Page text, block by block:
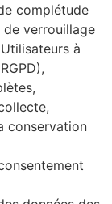
complétude
verrouillage
à
conservation